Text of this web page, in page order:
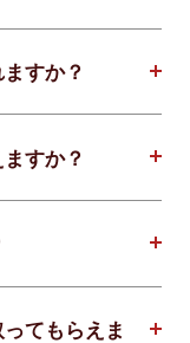
すか？
すか？
てもらえま